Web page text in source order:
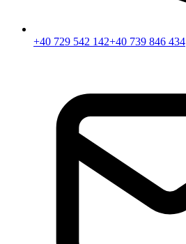
+40 729 542 142+40 739 846 434